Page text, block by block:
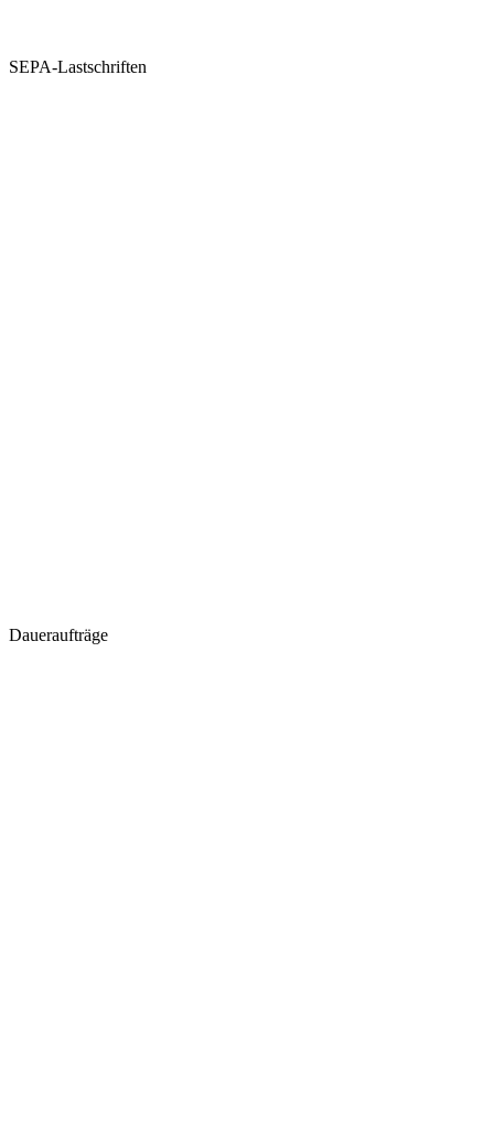
SEPA-Lastschriften
Daueraufträge